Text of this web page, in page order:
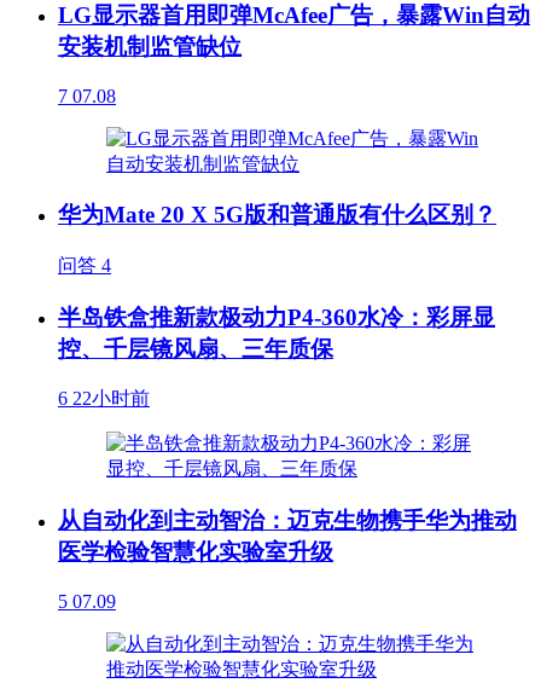
LG显示器首用即弹McAfee广告，暴露Win自动
安装机制监管缺位
7 07.08
华为Mate 20 X 5G版和普通版有什么区别？
问答 4
半岛铁盒推新款极动力P4-360水冷：彩屏显
控、千层镜风扇、三年质保
6 22小时前
从自动化到主动智治：迈克生物携手华为推动
医学检验智慧化实验室升级
5 07.09